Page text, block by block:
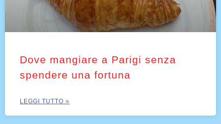
Dove mangiare a Parigi senza
spendere una fortuna
LEGGI TUTTO »